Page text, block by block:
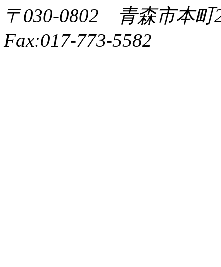
〒030-0802 青森市本
Fax:017-773-5582